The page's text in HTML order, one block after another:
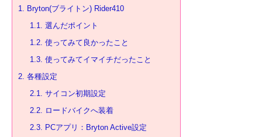
1. Bryton(ブライトン) Rider410
1.1. 選んだポイント
1.2. 使ってみて良かったこと
1.3. 使ってみてイマイチだったこと
2. 各種設定
2.1. サイコン初期設定
2.2. ロードバイクへ装着
2.3. PCアプリ：Bryton Active設定